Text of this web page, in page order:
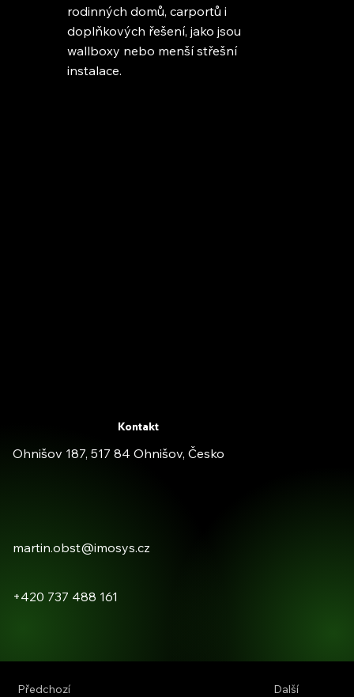
Další
Předchozí
+420 737 488 161
Kontakt
Ohnišov 187, 517 84 Ohnišov, Česko
martin.obst@imosys.cz
rodinných domů, carportů i
doplňkových řešení, jako jsou
wallboxy nebo menší střešní
instalace.